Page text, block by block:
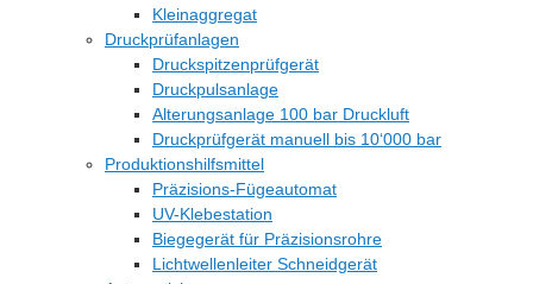
Kleinaggregat
Druckprüfanlagen
Druckspitzenprüfgerät
Druckpulsanlage
Alterungsanlage 100 bar Druckluft
Druckprüfgerät manuell bis 10‘000 bar
Produktionshilfsmittel
Präzisions-Fügeautomat
UV-Klebestation
Biegegerät für Präzisionsrohre
Lichtwellenleiter Schneidgerät